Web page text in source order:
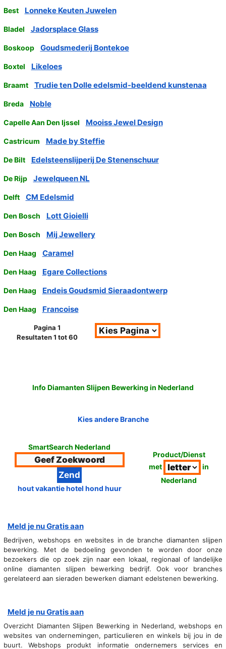
Best Lonneke Keuten Juwelen
Bladel Jadorsplace Glass
Boskoop Goudsmederij Bontekoe
Boxtel Likeloes
Braamt Trudie ten Dolle edelsmid-beeldend kunstenaa
Breda Noble
Capelle Aan Den Ijssel Mooiss Jewel Design
Castricum Made by Steffie
De Bilt Edelsteenslijperij De Stenenschuur
De Rijp Jewelqueen NL
Delft CM Edelsmid
Den Bosch Lott Gioielli
Den Bosch Mij Jewellery
Den Haag Caramel
Den Haag Egare Collections
Den Haag Endeis Goudsmid Sieraadontwerp
Den Haag Francoise
Pagina 1
Resultaten 1 tot 60
Info Diamanten Slijpen Bewerking in Nederland
Kies andere Branche
SmartSearch Nederland
hout vakantie hotel hond huur
Product/Dienst
met
in
Nederland
Meld je nu Gratis aan
Bedrijven, webshops en websites in de branche diamanten slijpen
bewerking. Met de bedoeling gevonden te worden door onze
bezoekers die op zoek zijn naar een lokaal, regionaal of landelijke
online diamanten slijpen bewerking bedrijf. Ook voor branches
gerelateerd aan sieraden bewerken diamant edelstenen bewerking.
Meld je nu Gratis aan
Overzicht Diamanten Slijpen Bewerking in Nederland, webshops en
websites van ondernemingen, particulieren en winkels bij jou in de
buurt. Webshops produkt informatie ondernemers services en